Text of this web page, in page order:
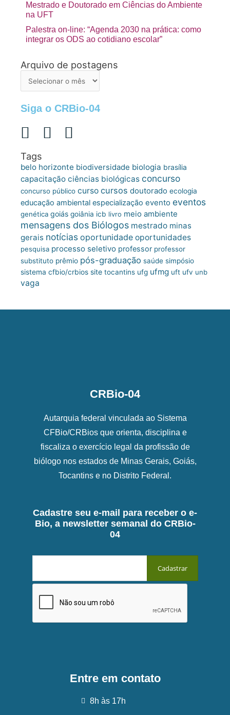
Mestrado e Doutorado em Ciências do Ambiente
na UFT
Palestra on-line: “Agenda 2030 na prática: como
integrar os ODS ao cotidiano escolar”
Arquivo de postagens
Arquivo
Siga o CRBio-04
Tags
belo horizonte biodiversidade biologia brasília
capacitação ciências biológicas concurso
concurso público curso cursos doutorado ecologia
educação ambiental especialização evento eventos
genética goiás goiânia icb livro meio ambiente
mensagens dos Biólogos mestrado minas
gerais notícias oportunidade oportunidades
pesquisa processo seletivo professor professor
substituto prêmio pós-graduação saúde simpósio
sistema cfbio/crbios site tocantins ufg ufmg uft ufv unb
vaga
CRBio-04
Autarquia federal vinculada ao Sistema
CFBio/CRBios que orienta, disciplina e
fiscaliza o exercício legal da profissão de
biólogo nos estados de Minas Gerais, Goiás,
Tocantins e no Distrito Federal.
Cadastre seu e-mail para receber o e-
Bio, a newsletter semanal do CRBio-
04
Entre em contato
8h às 17h